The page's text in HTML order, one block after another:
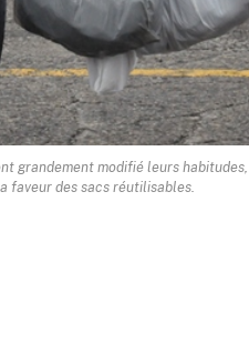
grandement modifié leurs
faveur des sacs réutilisables.